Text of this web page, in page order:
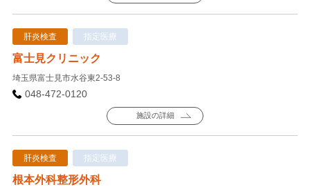
肝炎検査 指定医療
富士見クリニック
埼玉県富士見市水谷東2-53-8
048-472-0120
施設の詳細
肝炎検査 指定医療
根本外科整形外科